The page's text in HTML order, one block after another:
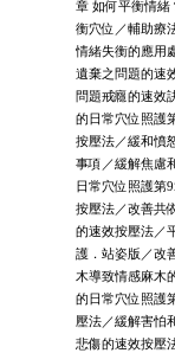
章 如何平衡情緒
衡穴位／輔助療
情緒失衡的應用
遺棄之問題的速
問題戒癮的速效
的日常穴位照護
按壓法／緩和憤
事項／緩解焦慮
日常穴位照護第
按壓法／改善共
的速效按壓法／
護．站姿版／改
木導致情感麻木
的日常穴位照護
壓法／緩解害怕
悲傷的速效按壓